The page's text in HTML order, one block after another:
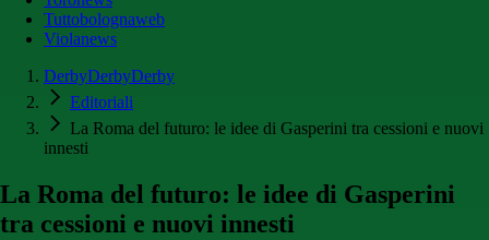
Tuttobolognaweb
Violanews
DerbyDerbyDerby
Editoriali
La Roma del futuro: le idee di Gasperini tra cessioni e nuovi
innesti
La Roma del futuro: le idee di Gasperini
tra cessioni e nuovi innesti